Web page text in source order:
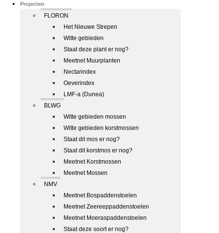
Projecten
FLORON
Het Nieuwe Strepen
Witte gebieden
Staat deze plant er nog?
Meetnet Muurplanten
Nectarindex
Oeverindex
LMF-a (Dunea)
BLWG
Witte gebieden mossen
Witte gebieden korstmossen
Staat dit mos er nog?
Staat dit korstmos er nog?
Meetnet Korstmossen
Meetnet Mossen
NMV
Meetnet Bospaddenstoelen
Meetnet Zeereeppaddenstoelen
Meetnet Moeraspaddenstoelen
Staat deze soort er nog?